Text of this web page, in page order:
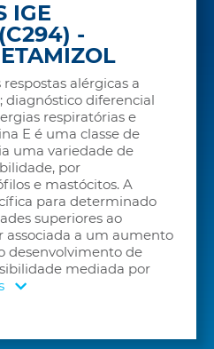
IGE
-
alérgicas a
diagnóstico diferencial
respiratórias e
E é uma classe de
uma variedade de
por
e mastócitos. A
para determinado
superiores ao
associada a um aumento
desenvolvimento de
mediada por